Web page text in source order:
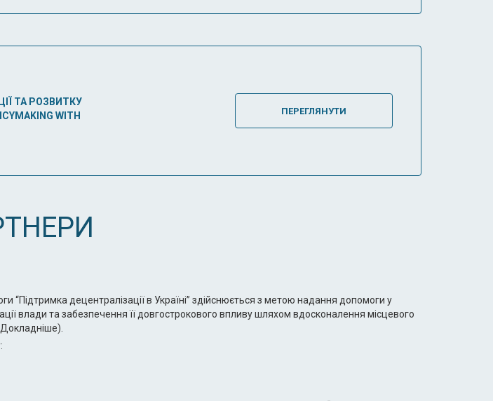
ТА РОЗВИТКУ
WITH
ПЕРЕГЛЯНУТИ
“Підтримка децентралізації в Україні” здійснюється з метою надання допомоги у
влади та забезпечення її довгострокового впливу шляхом вдосконалення місцевого